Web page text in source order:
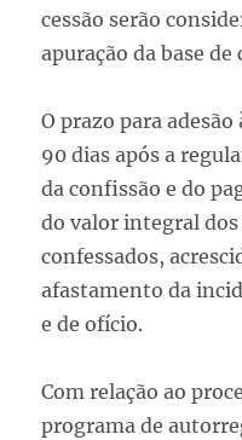
cessão serão
apuração da base de
O prazo para
90 dias após a
da confissão e do
do valor integral
confessados,
afastamento da
e de ofício.
Com relação ao
programa de